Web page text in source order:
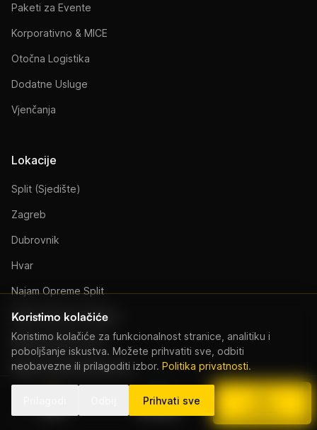
Paketi za Evente
Korporativno & MICE
Otočna Logistika
Dodatne Usluge
Vjenčanja
Lokacije
Split (Sjedište)
Zagreb
Dubrovnik
Hvar
Najam Opreme Split
Najam Opreme Zagreb
Najam Opreme Hvar
Najam Opreme Dubrovnik
Resursi
Koristimo kolačiće
Koristimo kolačiće za funkcionalnost stranice, analitiku i
poboljšanje iskustva. Možete prihvatiti sve, odbiti
neobavezne ili prilagoditi izbor. Politika privatnosti.
Prihvati sve